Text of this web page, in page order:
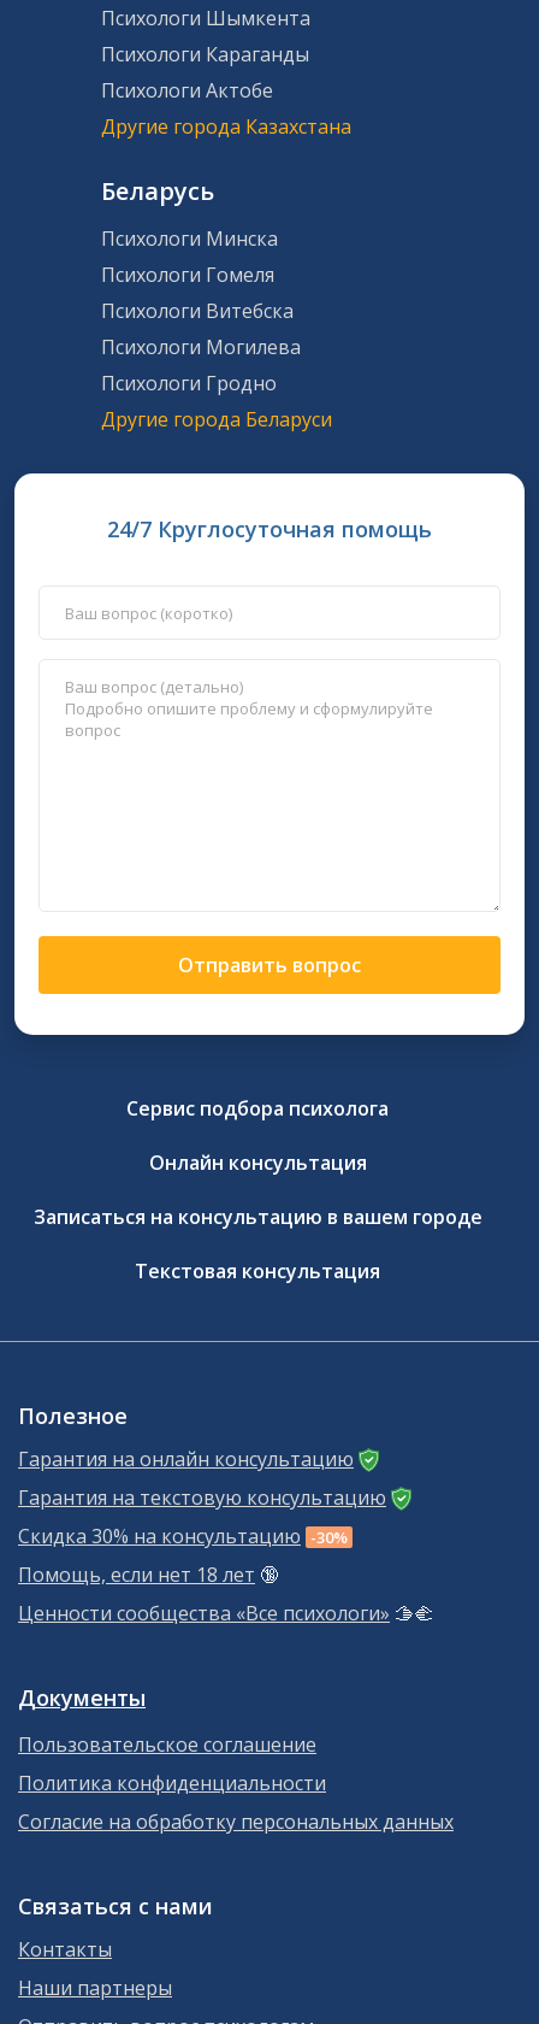
Психологи Шымкента
Психологи Караганды
Психологи Актобе
Другие города Казахстана
Беларусь
Психологи Минска
Психологи Гомеля
Психологи Витебска
Психологи Могилева
Психологи Гродно
Другие города Беларуси
24/7 Круглосуточная помощь
Отправить вопрос
Сервис подбора психолога
Онлайн консультация
Записаться на консультацию в вашем городе
Текстовая консультация
Полезное
Гарантия на онлайн консультацию
Гарантия на текстовую консультацию
Скидка 30% на консультацию -30%
Помощь, если нет 18 лет 🔞
Ценности сообщества «Все психологи» 🫱‍🫲
Документы
Пользовательское соглашение
Политика конфиденциальности
Согласие на обработку персональных данных
Связаться с нами
Контакты
Наши партнеры